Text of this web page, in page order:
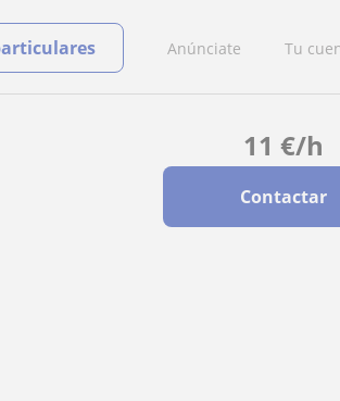
Anúnciate Tu
11 €/h
Contactar